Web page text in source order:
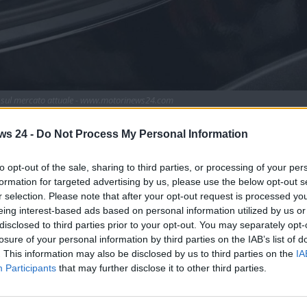
24 - Do Not Process My Personal Information
opt-out of the sale, sharing to third parties, or processing of your
for targeted advertising by us, please use the below opt-out
selection. Please note that after your opt-out request is processed
interest-based ads based on personal information utilized by us
to third parties prior to your opt-out. You may separately
of your personal information by third parties on the IAB’s list of
This information may also be disclosed by us to third parties on the
Participants that may further disclose it to other third parties.
– per consumi e costi – sul mercato
in tutto il Vecchio Continente, sono in calo rispetto a
mercato delle auto ibride e di quelle elettriche. Inoltre,
piùblocchi alla circolazione– specie nelle grandi città –
chiaro, in giro sono presenti ancora
sia sul mercato dell’usato che su quello delle auto
quanto concerne le vetture diesel